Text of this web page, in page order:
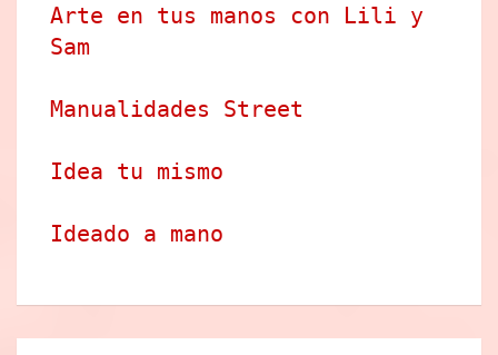
Arte en tus manos con Lili y
Sam
Manualidades Street
Idea tu mismo
Ideado a mano